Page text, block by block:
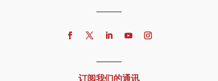
订阅我们的通讯